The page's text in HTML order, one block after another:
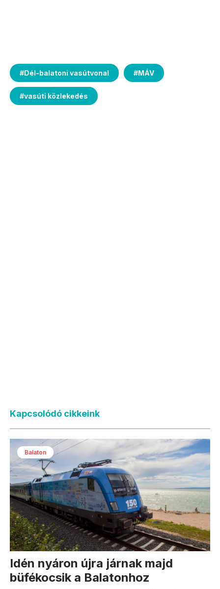
#Dél-balatoni vasútvonal #MÁV
#vasúti közlekedés
Kapcsolódó cikkeink
Balaton
Idén nyáron újra járnak majd
büfékocsik a Balatonhoz